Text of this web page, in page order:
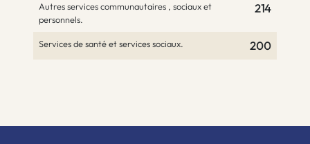
Autres services communautaires , sociaux et
personnels.
214
Services de santé et services sociaux. 200